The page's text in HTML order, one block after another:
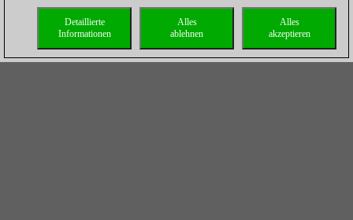
Alles
akzeptieren
Alles
ablehnen
Detaillierte
Informationen